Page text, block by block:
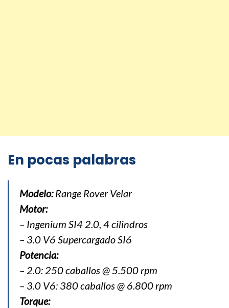
En pocas palabras
Modelo:Range Rover Velar
Motor:
– Ingenium SI4 2.0, 4 cilindros
– 3.0 V6 Supercargado SI6
Potencia:
– 2.0: 250 caballos @ 5.500 rpm
– 3.0 V6: 380 caballos @ 6.800 rpm
Torque: